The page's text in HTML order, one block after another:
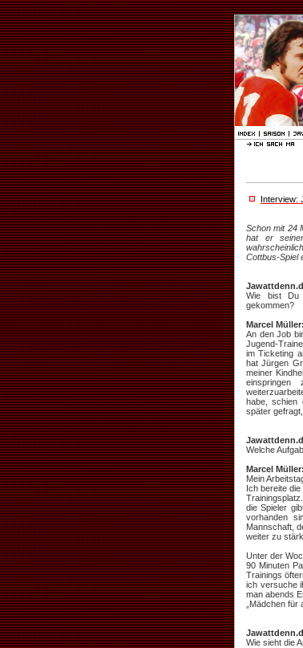
Interview:
Schon mit 24
hat er
Cottbus-Spiel
Wie bist Du
gekommen?
Marcel Müller:
An den Job
Jugend-
im Ticketing
hat Jürgen
meiner
habe, schien
später
Welche
Marcel Müller:
Mein
Ich bereite
die Spieler
vorhanden
Mannschaft,
weiter zu
Unter der
90 Minuten
Trainings
ich versuche
man abends
„Mädchen
Wie sieht die